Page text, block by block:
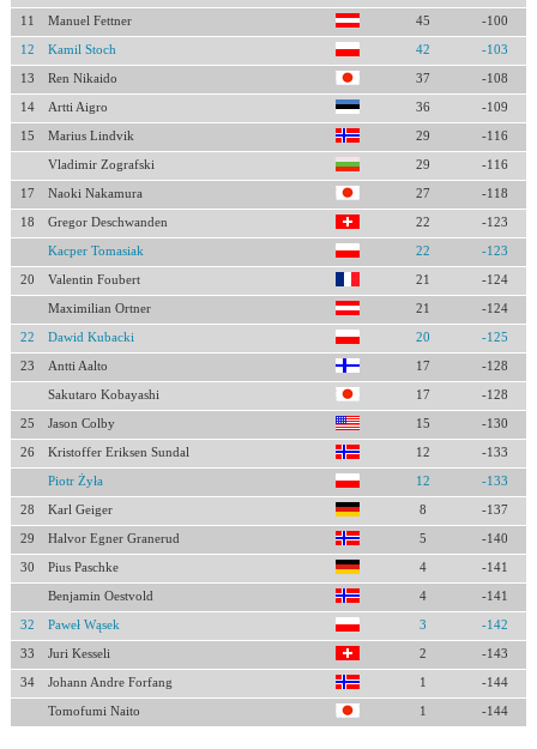
11 Manuel Fettner 45 -100
12 Kamil Stoch 42 -103
13 Ren Nikaido 37 -108
14 Artti Aigro 36 -109
15 Marius Lindvik 29 -116
Vladimir Zografski 29 -116
17 Naoki Nakamura 27 -118
18 Gregor Deschwanden 22 -123
Kacper Tomasiak 22 -123
20 Valentin Foubert 21 -124
Maximilian Ortner 21 -124
22 Dawid Kubacki 20 -125
23 Antti Aalto 17 -128
Sakutaro Kobayashi 17 -128
25 Jason Colby 15 -130
26 Kristoffer Eriksen Sundal 12 -133
Piotr Żyła 12 -133
28 Karl Geiger 8 -137
29 Halvor Egner Granerud 5 -140
30 Pius Paschke 4 -141
Benjamin Oestvold 4 -141
32 Paweł Wąsek 3 -142
33 Juri Kesseli 2 -143
34 Johann Andre Forfang 1 -144
Tomofumi Naito 1 -144